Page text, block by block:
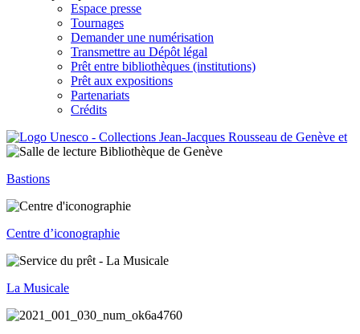
Espace presse
Tournages
Demander une numérisation
Transmettre au Dépôt légal
Prêt entre bibliothèques (institutions)
Prêt aux expositions
Partenariats
Crédits
Bastions
Centre d’iconographie
La Musicale